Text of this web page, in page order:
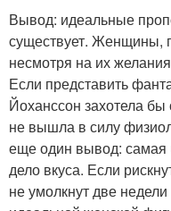
Вывод: идеальные
существует. Женщины,
несмотря на их
Если представить
Йоханссон захотела бы
не вышла в силу
еще один вывод: самая
дело вкуса. Если
не умолкнут две